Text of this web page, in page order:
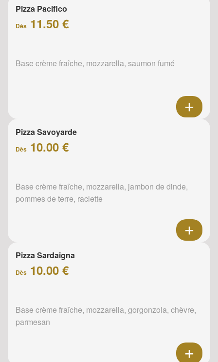
Pizza Pacifico
Dès 11.50 €
Base crème fraîche, mozzarella, saumon fumé
Pizza Savoyarde
Dès 10.00 €
Base crème fraîche, mozzarella, jambon de dinde,
pommes de terre, raclette
Pizza Sardaigna
Dès 10.00 €
Base crème fraîche, mozzarella, gorgonzola, chèvre,
parmesan